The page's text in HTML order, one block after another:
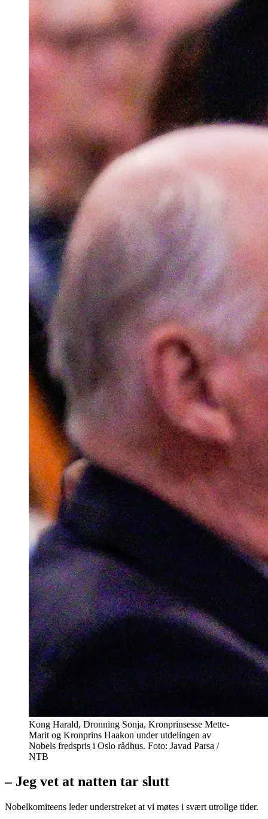
Kong Harald, Dronning Sonja, Kronprinsesse Mette-
Marit og Kronprins Haakon under utdelingen av
Nobels fredspris i Oslo rådhus. Foto: Javad Parsa /
NTB
– Jeg vet at natten tar slutt
Nobelkomiteens leder understreket at vi møtes i svært utrolige tider.